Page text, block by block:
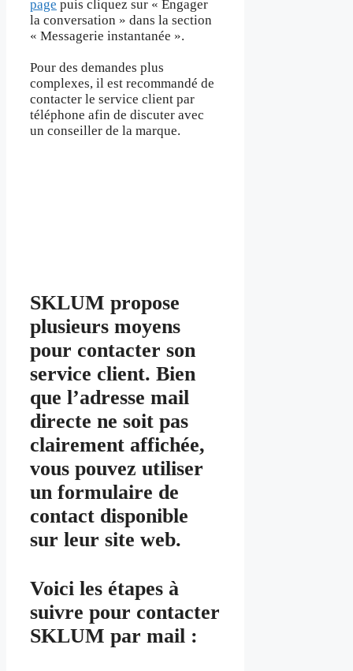
page puis cliquez sur « Engager
la conversation » dans la section
« Messagerie instantanée ».
Pour des demandes plus
complexes, il est recommandé de
contacter le service client par
téléphone afin de discuter avec
un conseiller de la marque.
SKLUM propose
plusieurs moyens
pour contacter son
service client. Bien
que l’adresse mail
directe ne soit pas
clairement affichée,
vous pouvez utiliser
un formulaire de
contact disponible
sur leur site web.
Voici les étapes à
suivre pour contacter
SKLUM par mail :